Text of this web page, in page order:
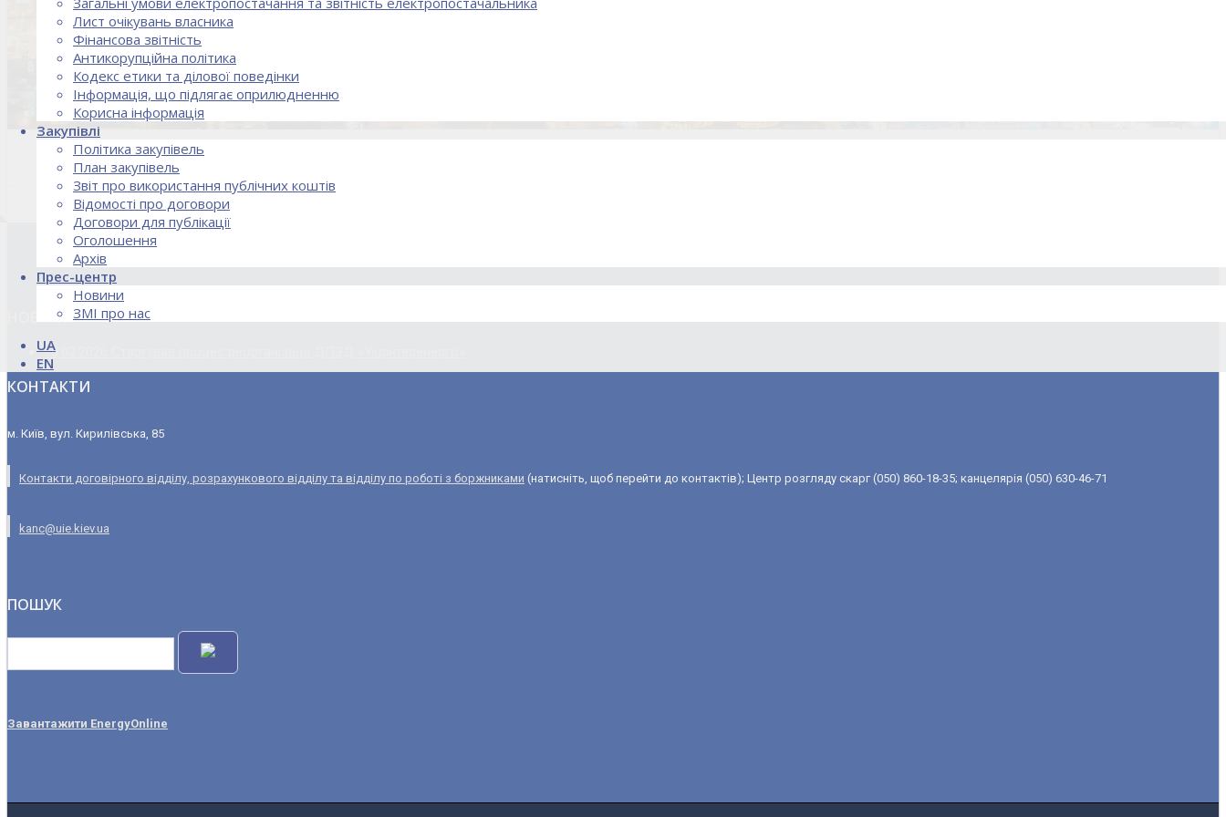
Лист очікувань власника
Фінансова звітність
Антикорупційна політика
Кодекс етики та ділової поведінки
Інформація, що підлягає оприлюдненню
Корисна інформація
Закупівлі
Політика закупівель
План закупівель
Звіт про використання публічних коштів
Відомості про договори
Договори для публікації
Оголошення
Архів
Прес-центр
Новини
ЗМІ про нас
UA
EN
НОВИНИ
18.02.2026 Стартував процес реорганізації ДПЗД «Укрінтеренерго»
КОНТАКТИ
м. Київ, вул. Кирилівська, 85
Контакти договірного відділу, розрахункового відділу та відділу по роботі з боржниками (натисніть, щоб перейти до контактів); Центр розгляду скарг (050) 860-18-35; канцелярія (050) 630-46-71
kanc@uie.kiev.ua
ПОШУК
Завантажити EnergyOnline